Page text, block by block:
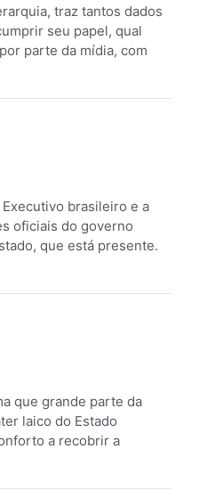
traz tantos dados
seu papel, qual
parte da mídia, com
brasileiro e a
oficiais do governo
que está presente.
que grande parte da
laico do Estado
a recobrir a